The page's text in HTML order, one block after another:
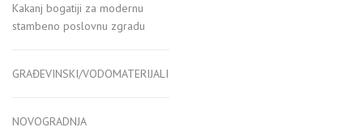
Kakanj bogatiji za modernu
stambeno poslovnu zgradu
GRAĐEVINSKI/VODOMATERIJALI
NOVOGRADNJA